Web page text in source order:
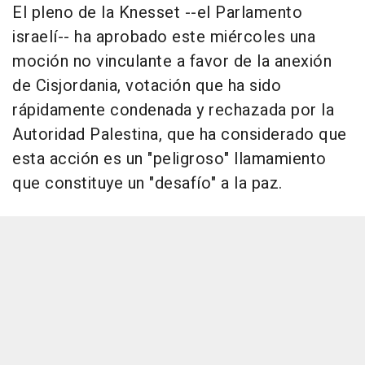
El pleno de la Knesset --el Parlamento
israelí-- ha aprobado este miércoles una
moción no vinculante a favor de la anexión
de Cisjordania, votación que ha sido
rápidamente condenada y rechazada por la
Autoridad Palestina, que ha considerado que
esta acción es un "peligroso" llamamiento
que constituye un "desafío" a la paz.